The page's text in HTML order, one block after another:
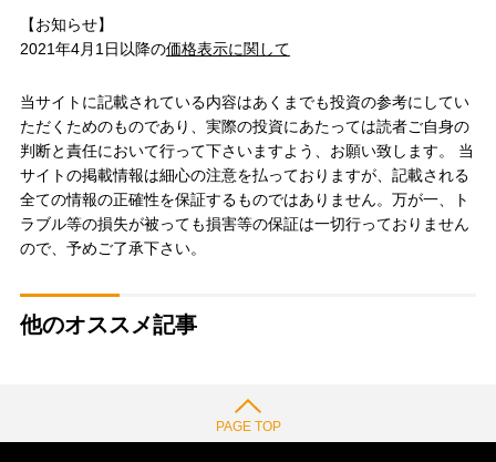
【お知らせ】
2021年4月1日以降の価格表示に関して
当サイトに記載されている内容はあくまでも投資の参考にしてい
ただくためのものであり、実際の投資にあたっては読者ご自身の
判断と責任において行って下さいますよう、お願い致します。 当
サイトの掲載情報は細心の注意を払っておりますが、記載される
全ての情報の正確性を保証するものではありません。万が一、ト
ラブル等の損失が被っても損害等の保証は一切行っておりません
ので、予めご了承下さい。
他のオススメ記事
PAGE TOP